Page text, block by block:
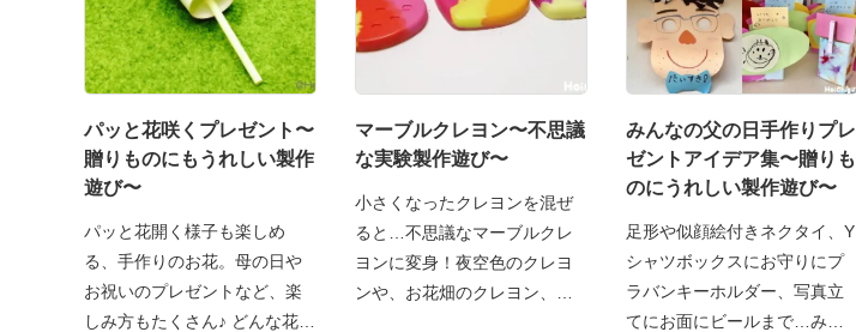
パッと花咲くプレゼント〜
贈りものにもうれしい製作
遊び〜
パッと花開く様子も楽しめ
る、手作りのお花。母の日や
お祝いのプレゼントなど、楽
しみ方もたくさん♪ どんな花を
マーブルクレヨン〜不思議
な実験製作遊び〜
小さくなったクレヨンを混ぜ
ると…不思議なマーブルクレ
ヨンに変身！夜空色のクレヨ
ンや、お花畑のクレヨン、元
みんなの父の日手作りプレ
ゼントアイデア集〜贈りも
のにうれしい製作遊び〜
足形や似顔絵付きネクタイ、Y
シャツボックスにお守りにプ
ラバンキーホルダー、写真立
てにお面にビールまで…みな